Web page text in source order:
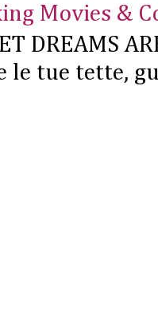
Movies &
DREAMS
le tue tette,